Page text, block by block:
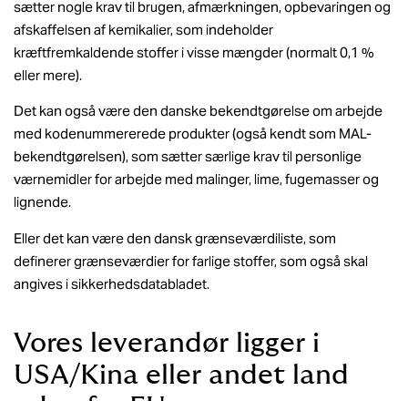
sætter nogle krav til brugen, afmærkningen, opbevaringen og
afskaffelsen af kemikalier, som indeholder
kræftfremkaldende stoffer i visse mængder (normalt 0,1 %
eller mere).
Det kan også være den danske bekendtgørelse om arbejde
med kodenummererede produkter (også kendt som MAL-
bekendtgørelsen), som sætter særlige krav til personlige
værnemidler for arbejde med malinger, lime, fugemasser og
lignende.
Eller det kan være den dansk grænseværdiliste, som
definerer grænseværdier for farlige stoffer, som også skal
angives i sikkerhedsdatabladet.
Vores leverandør ligger i
USA/Kina eller andet land